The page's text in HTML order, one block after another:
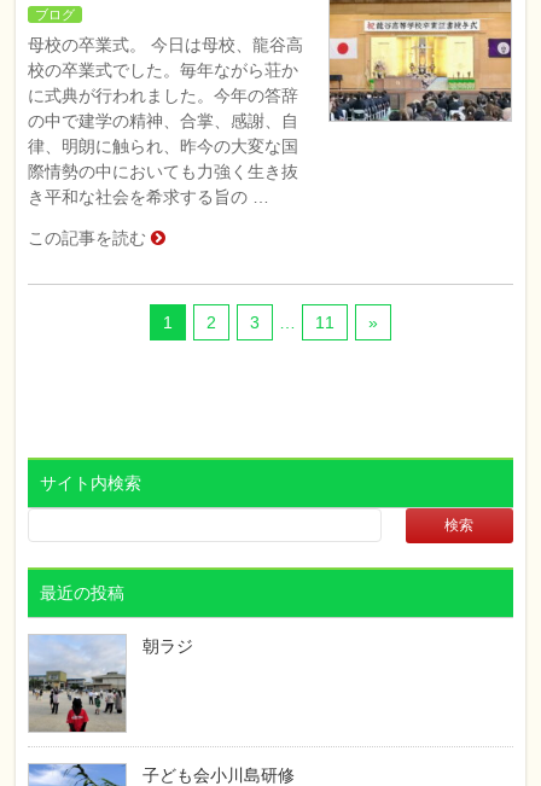
ブログ
母校の卒業式。 今日は母校、龍谷高
校の卒業式でした。毎年ながら荘か
に式典が行われました。今年の答辞
の中で建学の精神、合掌、感謝、自
律、明朗に触られ、昨今の大変な国
際情勢の中においても力強く生き抜
き平和な社会を希求する旨の …
この記事を読む
1 2 3 11 »
サイト内検索
最近の投稿
朝ラジ
子ども会小川島研修